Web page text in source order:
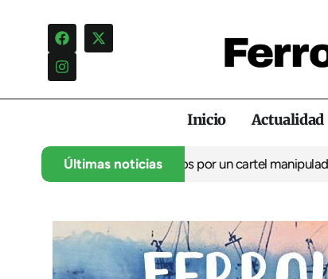
Inicio Actualidad
Últimas noticias
campaña de insultos por un cartel manipulado La